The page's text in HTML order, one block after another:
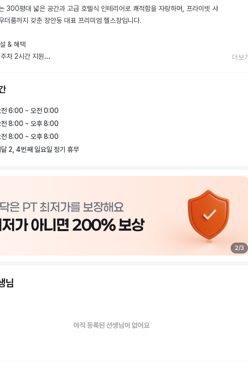
300평대 넓은 공간과 고급 호텔식 인테리어로 쾌적함을 자랑하며, 프라이빗 샤
더룸까지 갖춘 장안동 대표 프리미엄 헬스장입니다.
& 혜택
차 2시간 지원
친절 서비스 최우선 운영
그램
재활 전문 맞춤 PT
력 강화·체지방 관리 등 목표별 트레이닝
등 특수 기구 활용 수업
크휘트니스 장안프리미엄점에서 건강한 변화를 경험해 보시기 바랍니다.
더보기
전 6:00 ~ 오전 0:00
전 8:00 ~ 오후 8:00
전 8:00 ~ 오후 8:00
2, 4번째 일요일 정기 휴무
2/3
님
아직 등록된 선생님이 없어요